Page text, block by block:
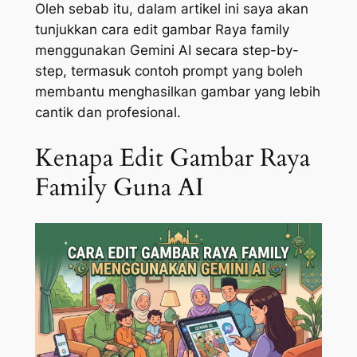
Oleh sebab itu, dalam artikel ini saya akan
tunjukkan cara edit gambar Raya family
menggunakan Gemini AI secara step-by-
step, termasuk contoh prompt yang boleh
membantu menghasilkan gambar yang lebih
cantik dan profesional.
Kenapa Edit Gambar Raya
Family Guna AI